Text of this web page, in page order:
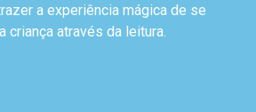
a experiência mágica de se
criança através da leitura.